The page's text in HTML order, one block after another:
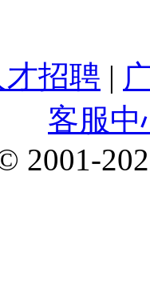
才招聘 |
客服中
2001-